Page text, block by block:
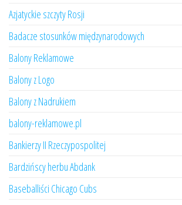
Azjatyckie szczyty Rosji
Badacze stosunków międzynarodowych
Balony Reklamowe
Balony z Logo
Balony z Nadrukiem
balony-reklamowe.pl
Bankierzy II Rzeczypospolitej
Bardzińscy herbu Abdank
Baseballiści Chicago Cubs